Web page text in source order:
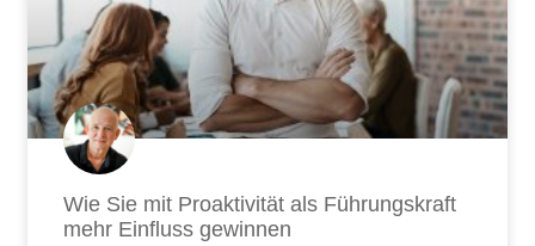
Wie Sie mit Proaktivität als Führungskraft
mehr Einfluss gewinnen